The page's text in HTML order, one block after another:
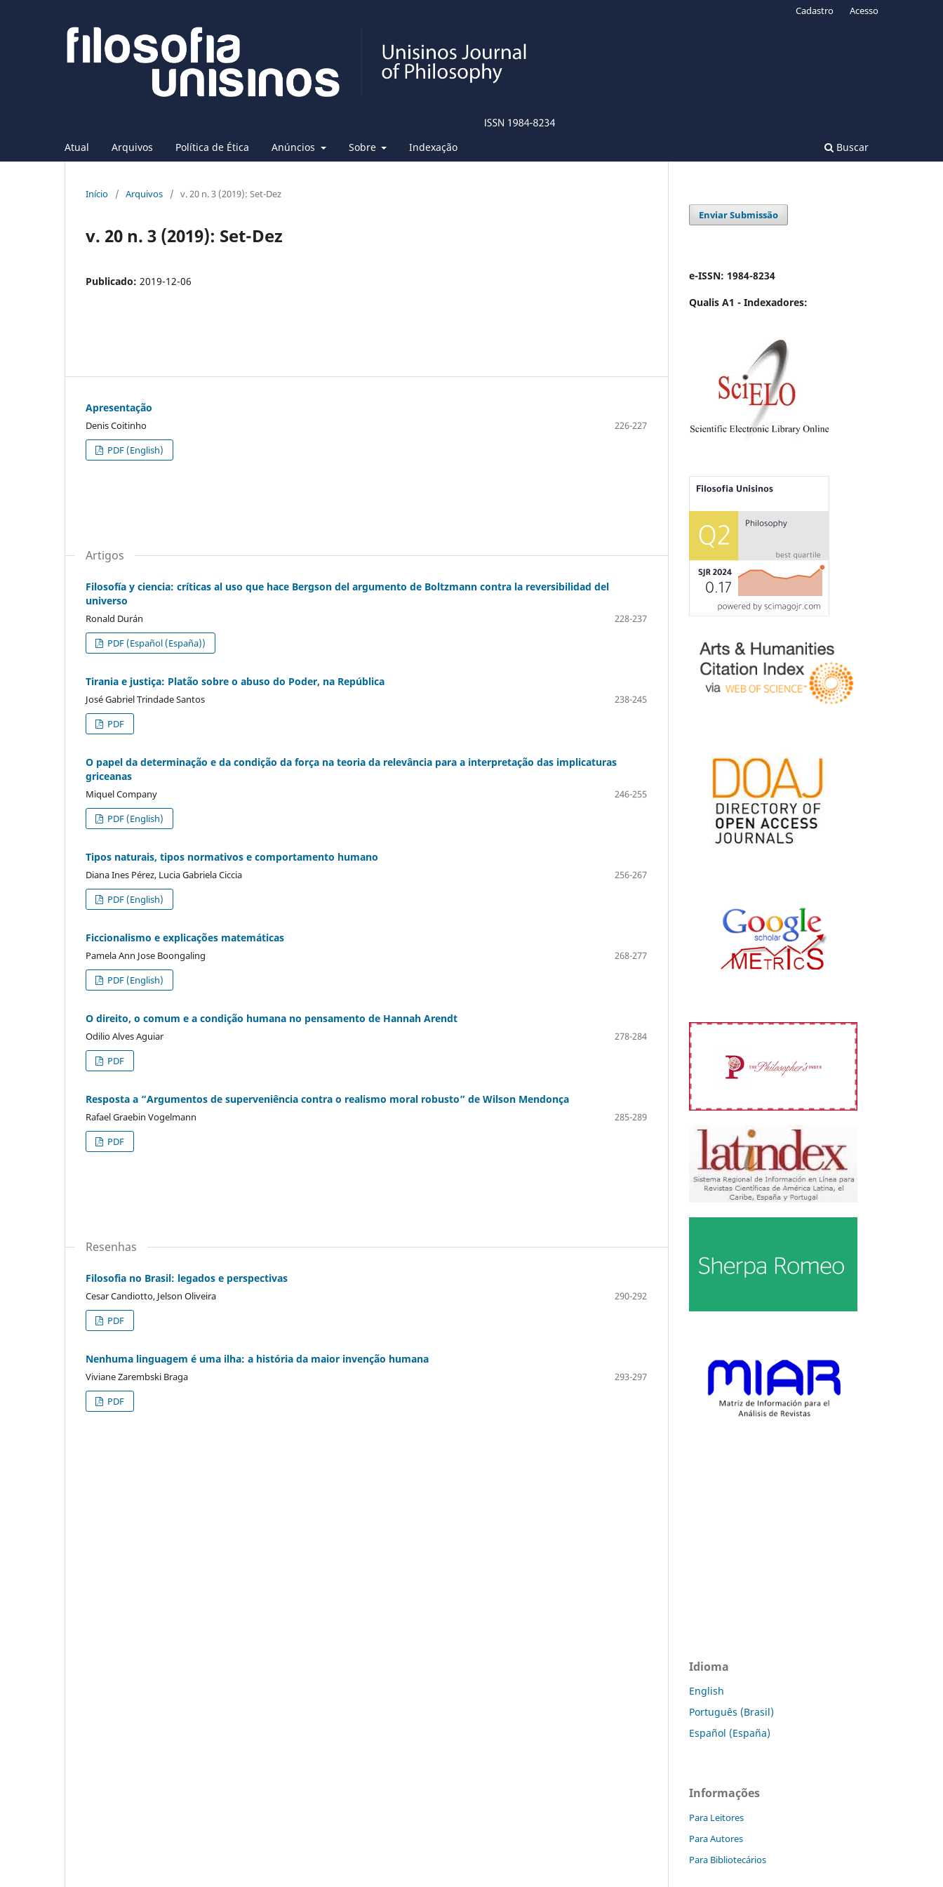
Atual Arquivos Política de Ética Anúncios Sobre Indexação Buscar
Cadastro Acesso
Início / Arquivos / v. 20 n. 3 (2019): Set-Dez
v. 20 n. 3 (2019): Set-Dez
Publicado: 2019-12-06
Apresentação
Denis Coitinho
226-227
PDF (English)
Artigos
Filosofía y ciencia: críticas al uso que hace Bergson del argumento de Boltzmann contra la reversibilidad del
universo
Ronald Durán
228-237
PDF (Español (España))
Tirania e justiça: Platão sobre o abuso do Poder, na República
José Gabriel Trindade Santos
238-245
PDF
O papel da determinação e da condição da força na teoria da relevância para a interpretação das implicaturas
griceanas
Miquel Company
246-255
PDF (English)
Tipos naturais, tipos normativos e comportamento humano
Diana Ines Pérez, Lucia Gabriela Ciccia
256-267
PDF (English)
Ficcionalismo e explicações matemáticas
Pamela Ann Jose Boongaling
268-277
PDF (English)
O direito, o comum e a condição humana no pensamento de Hannah Arendt
Odilio Alves Aguiar
278-284
PDF
Resposta a “Argumentos de superveniência contra o realismo moral robusto” de Wilson Mendonça
Rafael Graebin Vogelmann
285-289
PDF
Resenhas
Filosofia no Brasil: legados e perspectivas
Cesar Candiotto, Jelson Oliveira
290-292
PDF
Nenhuma linguagem é uma ilha: a história da maior invenção humana
Viviane Zarembski Braga
293-297
PDF
Enviar Submissão
e-ISSN: 1984-8234
Qualis A1 - Indexadores:
Idioma
English
Português (Brasil)
Español (España)
Informações
Para Leitores
Para Autores
Para Bibliotecários